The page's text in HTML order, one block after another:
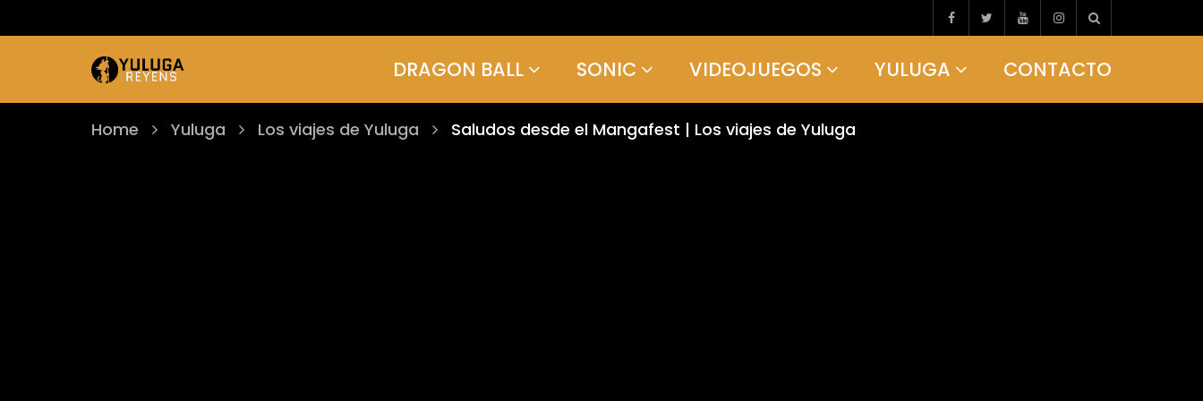
DRAGON BALL SONIC VIDEOJUEGOS YULUGA CONTACTO
Home Yuluga Los viajes de Yuluga Saludos desde el Mangafest | Los viajes de Yuluga